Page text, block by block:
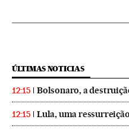
ÚLTIMAS NOTICIAS
12:15 Bolsonaro, a
12:15 Lula, uma ressurreição